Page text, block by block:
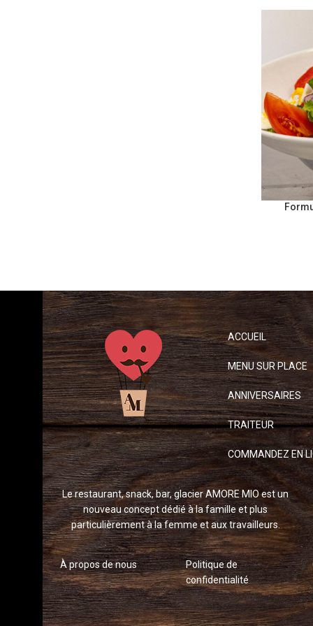
ACCUEIL
MENU SUR PLACE
ANNIVERSAIRES
TRAITEUR
COMMANDEZ EN
Le restaurant, snack, bar, glacier AMORE MIO est un
nouveau concept dédié à la famille et plus
particulièrement à la femme et aux travailleurs.
À propos de nous
Politique de
confidentialité